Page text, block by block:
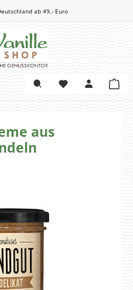
ab 49,- Euro
aus